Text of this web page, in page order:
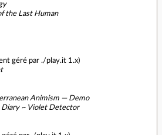
the Last Human
géré par ./play.it 1.x)
Animism — Demo
Diary ~ Violet Detector